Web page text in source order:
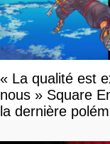
« La qualité est
nous » Square
la dernière